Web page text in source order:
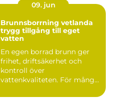
09. jun
Brunnsborrning vetlanda
trygg tillgång till eget
vatten
En egen borrad brunn ger
frihet, driftsäkerhet och
kontroll över
vattenkvaliteten. För många